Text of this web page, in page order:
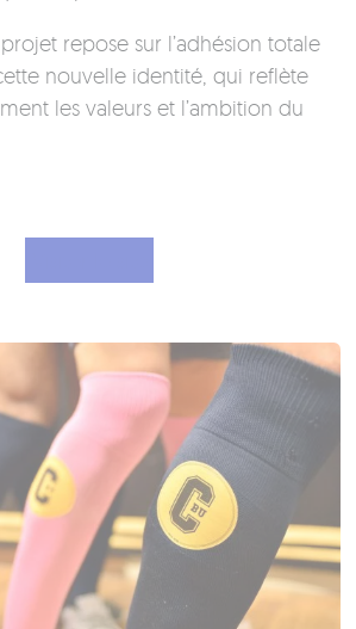
repose sur l’adhésion totale
nouvelle identité, qui reflète
les valeurs et l’ambition du